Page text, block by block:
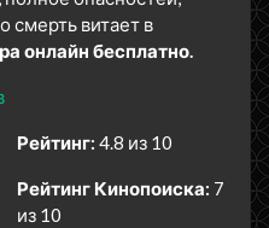
смерть витает в
онлайн бесплатно.
Рейтинг: 4.8 из 10
Рейтинг Кинопоиска: 7
из 10